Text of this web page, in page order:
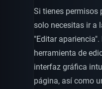
Si tienes permisos
solo necesitas ir a
"Editar
herramienta de
interfaz gráfica
página, así como